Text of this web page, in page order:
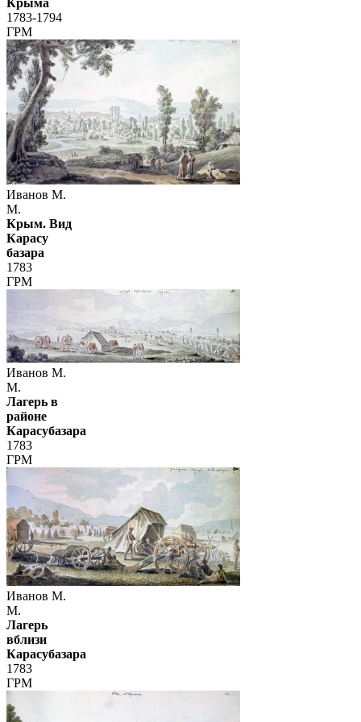
Крыма
1783-1794
ГРМ
Иванов М.
М.
Крым. Вид
Карасу
базара
1783
ГРМ
Иванов М.
М.
Лагерь в
районе
Карасубазара
1783
ГРМ
Иванов М.
М.
Лагерь
вблизи
Карасубазара
1783
ГРМ